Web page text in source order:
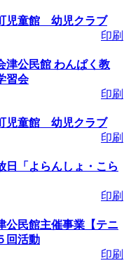
～2026/
広場「
～2026/
育て講
08/10～
育て講
08/10～
児童館 幼児クラブ
印刷
公民館 わんぱく教
習会
印刷
児童館 幼児クラブ
印刷
日「よらんしょ・こら
印刷
民館主催事業【テニ
回活動
印刷